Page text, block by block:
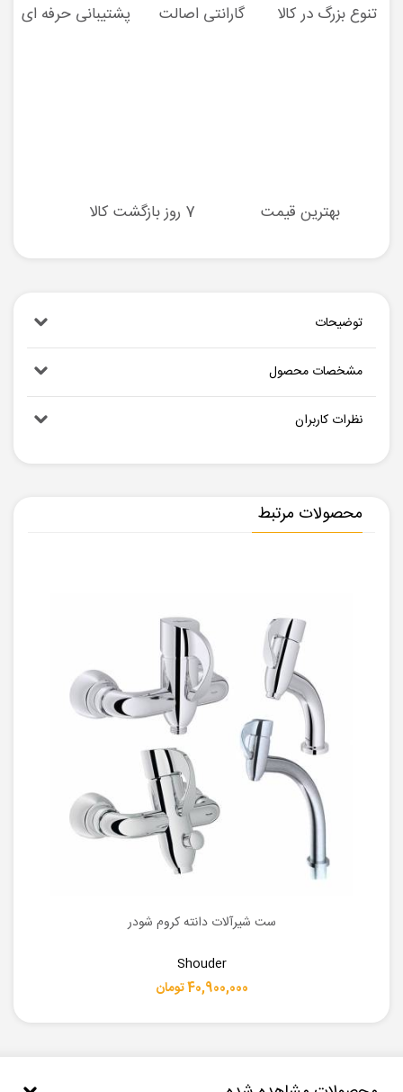
تنوع بزرگ در کالا گارانتی اصالت پشتیبانی حرفه ای
بهترین قیمت 7 روز بازگشت کالا
توضیحات
مشخصات محصول
نظرات کاربران
محصولات مرتبط
ست شیرآلات دانته کروم شودر
Shouder
40,900,000 تومان